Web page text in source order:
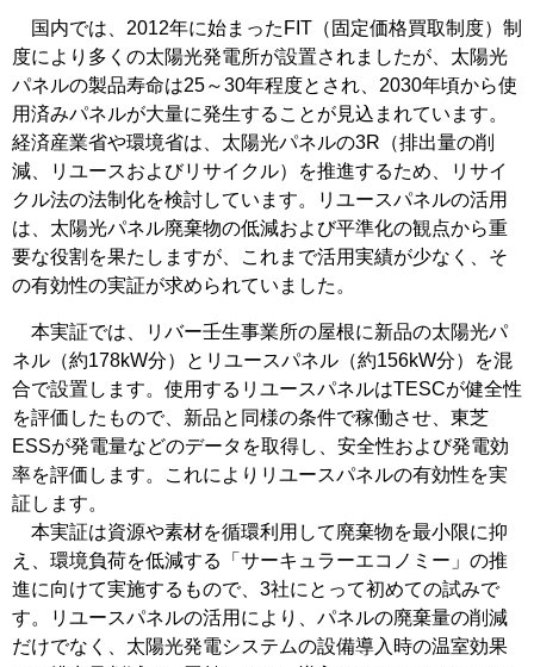
国内では、2012年に始まったFIT（固定価格買取制度）制
度により多くの太陽光発電所が設置されましたが、太陽光
パネルの製品寿命は25～30年程度とされ、2030年頃から使
用済みパネルが大量に発生することが見込まれています。
経済産業省や環境省は、太陽光パネルの3R（排出量の削
減、リユースおよびリサイクル）を推進するため、リサイ
クル法の法制化を検討しています。リユースパネルの活用
は、太陽光パネル廃棄物の低減および平準化の観点から重
要な役割を果たしますが、これまで活用実績が少なく、そ
の有効性の実証が求められていました。
本実証では、リバー壬生事業所の屋根に新品の太陽光パ
ネル（約178kW分）とリユースパネル（約156kW分）を混
合で設置します。使用するリユースパネルはTESCが健全性
を評価したもので、新品と同様の条件で稼働させ、東芝
ESSが発電量などのデータを取得し、安全性および発電効
率を評価します。これによりリユースパネルの有効性を実
証します。
本実証は資源や素材を循環利用して廃棄物を最小限に抑
え、環境負荷を低減する「サーキュラーエコノミー」の推
進に向けて実施するもので、3社にとって初めての試みで
す。リユースパネルの活用により、パネルの廃棄量の削減
だけでなく、太陽光発電システムの設備導入時の温室効果